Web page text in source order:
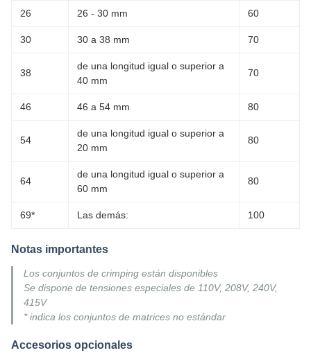
26 26 - 30 mm 60
30 30 a 38 mm 70
38
de una longitud igual o superior a
40 mm
70
46 46 a 54 mm 80
54
de una longitud igual o superior a
20 mm
80
64
de una longitud igual o superior a
60 mm
80
69* Las demás: 100
Notas importantes
Los conjuntos de crimping están disponibles
Se dispone de tensiones especiales de 110V, 208V, 240V,
415V
* indica los conjuntos de matrices no estándar
Accesorios opcionales